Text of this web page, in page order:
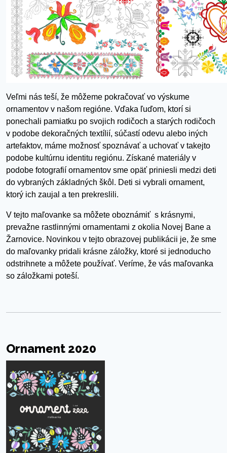
Veľmi nás teší, že môžeme pokračovať vo výskume
ornamentov v našom regióne. Vďaka ľuďom, ktorí si
ponechali pamiatku po svojich rodičoch a starých rodičoch
v podobe dekoračných textílií, súčastí odevu alebo iných
artefaktov, máme možnosť spoznávať a uchovať v takejto
podobe kultúrnu identitu regiónu. Získané materiály v
podobe fotografií ornamentov sme opäť priniesli medzi deti
do vybraných základných škôl. Deti si vybrali ornament,
ktorý ich zaujal a ten prekreslili.
V tejto maľovanke sa môžete oboznámiť s krásnymi,
prevažne rastlinnými ornamentami z okolia Novej Bane a
Žarnovice. Novinkou v tejto obrazovej publikácii je, že sme
do maľovanky pridali krásne záložky, ktoré si jednoducho
odstrihnete a môžete používať. Veríme, že vás maľovanka
so záložkami poteší.
Ornament 2020